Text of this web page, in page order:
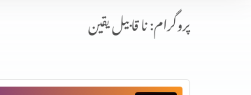
پروگرام: نا قابیل یقین